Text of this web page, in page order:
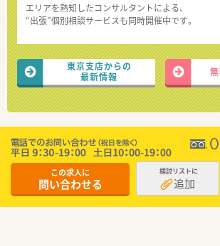
エリアを熟知したコンサルタントによる、
“出張”個別相談サービスも同時開催中です。
東京支店からの
最新情報
この求人に
問い合わせる
検討リストに
追加